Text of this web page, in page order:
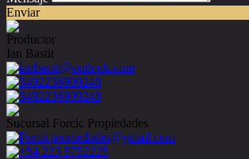
Enviar
Productor
Ian Bastit
ianbastit@outlook.com
5492236909248
5492236909248
Sucursal Forcic Propiedades
Forcicpropiedades@gmail.com
+54 223 5752225